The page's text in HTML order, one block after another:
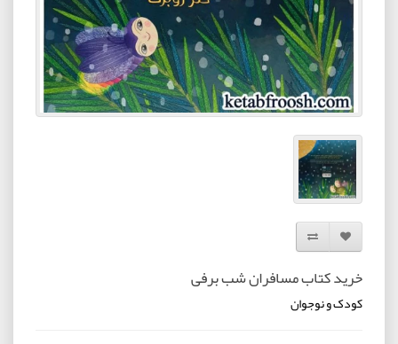
افزودن به لیست دلخواه
مقایسه این محصول
خرید کتاب مسافران شب برفی
کودک و نوجوان